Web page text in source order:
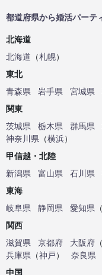
都道府県から婚活パーテ
北海道
北海道 （札幌）
東北
青森県
岩手県 宮城県
関東
茨城県
栃木県 群馬県
神奈川県 （横浜）
甲信越・北陸
新潟県
富山県 石川県
東海
岐阜県
静岡県 愛知県 （
関西
滋賀県
京都府 大阪府 （
兵庫県 （神戸） 奈良県
中国